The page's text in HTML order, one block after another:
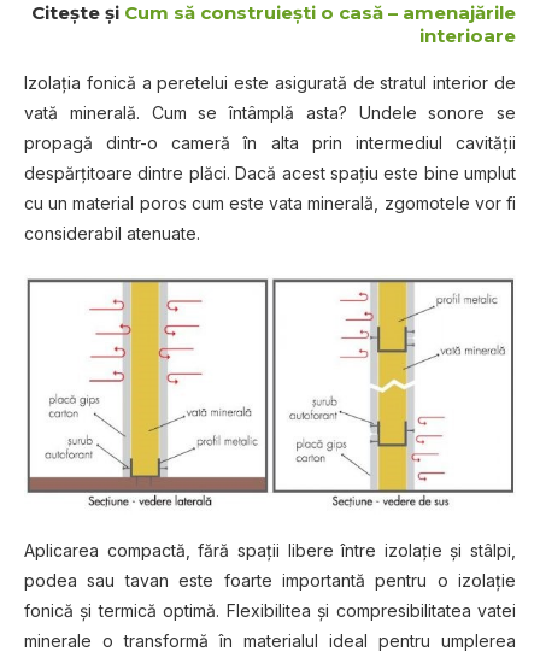
Citeşte şi Cum să construieşti o casă – amenajările
interioare
Izolaţia fonică a peretelui este asigurată de stratul interior de
vată minerală. Cum se întâmplă asta? Undele sonore se
propagă dintr-o cameră în alta prin intermediul cavităţii
despărţitoare dintre plăci. Dacă acest spaţiu este bine umplut
cu un material poros cum este vata minerală, zgomotele vor fi
considerabil atenuate.
Aplicarea compactă, fără spaţii libere între izolaţie şi stâlpi,
podea sau tavan este foarte importantă pentru o izolaţie
fonică şi termică optimă. Flexibilitea şi compresibilitatea vatei
minerale o transformă în materialul ideal pentru umplerea